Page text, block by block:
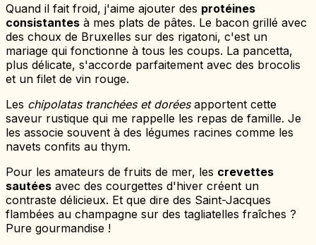
Quand il fait froid, j'aime ajouter des protéines
consistantes à mes plats de pâtes. Le bacon grillé avec
des choux de Bruxelles sur des rigatoni, c'est un
mariage qui fonctionne à tous les coups. La pancetta,
plus délicate, s'accorde parfaitement avec des brocolis
et un filet de vin rouge.
Les chipolatas tranchées et doréesapportent cette
saveur rustique qui me rappelle les repas de famille. Je
les associe souvent à des légumes racines comme les
navets confits au thym.
Pour les amateurs de fruits de mer, les crevettes
sautées avec des courgettes d'hiver créent un
contraste délicieux. Et que dire des Saint-Jacques
flambées au champagne sur des tagliatelles fraîches ?
Pure gourmandise !